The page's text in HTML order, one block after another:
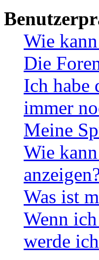
Wie
Die
Ich habe
immer
Meine
Wie
Was ist
Wenn
werde